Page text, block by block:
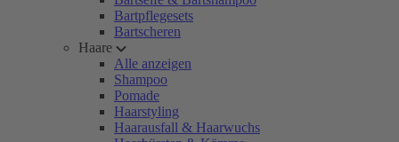
Bartpflegesets
Bartscheren
Haare
Alle anzeigen
Shampoo
Pomade
Haarstyling
Haarausfall & Haarwuchs